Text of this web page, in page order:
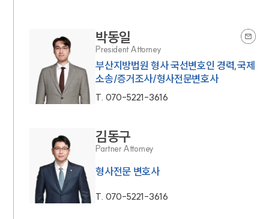
박동일
President Attorney
부산지방법원 형사 국선변호인 경력,국제
소송/증거조사/형사전문변호사
T. 070-5221-3616
김동구
Partner Attorney
형사전문 변호사
T. 070-5221-3616